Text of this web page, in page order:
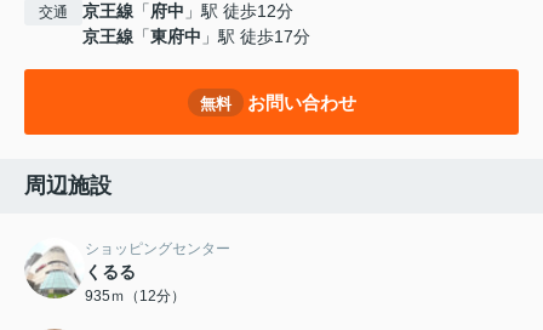
交通 京王線 「府中 」駅 徒歩12分
京王線 「東府中 」駅 徒歩17分
無料 お問い合わせ
周辺施設
ショッピングセンター
くるる
935ｍ（12分）